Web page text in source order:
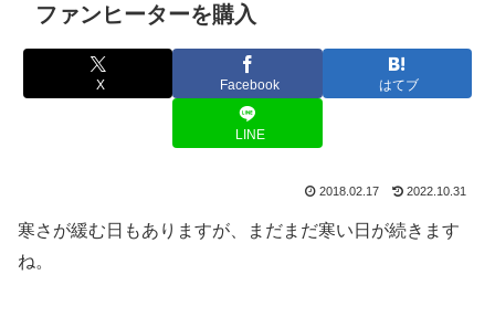
ファンヒーターを購入
X Facebook はてブ
LINE
2018.02.17 2022.10.31
寒さが緩む日もありますが、まだまだ寒い日が続きます
ね。